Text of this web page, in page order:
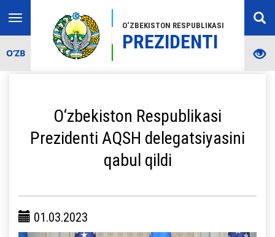
O‘ZBEKISTON RESPUBLIKASI
PREZIDENTI
Toggle
navigation
O‘ZB
O‘zbekiston Respublikasi
Prezidenti AQSH delegatsiyasini
qabul qildi
01.03.2023